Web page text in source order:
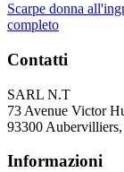
Scarpe donna
completo
Contatti
SARL N.T
73 Avenue Victor
93300 Aubervilliers,
Informazioni